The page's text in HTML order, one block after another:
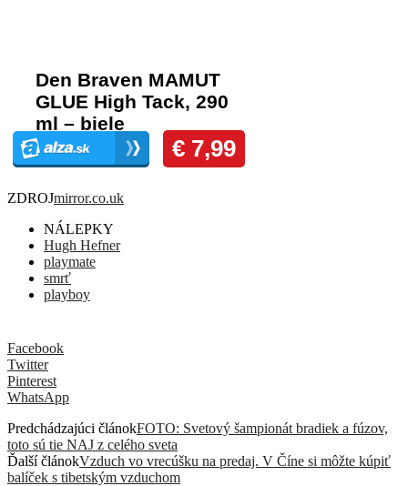
ZDROJmirror.co.uk
NÁLEPKY
Hugh Hefner
playmate
smrť
playboy
Facebook
Twitter
Pinterest
WhatsApp
Predchádzajúci článokFOTO: Svetový šampionát bradiek a fúzov,
toto sú tie NAJ z celého sveta
Ďalší článokVzduch vo vrecúšku na predaj. V Číne si môžte kúpiť
balíček s tibetským vzduchom